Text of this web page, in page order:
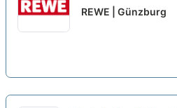
neu
REWE | Günzburg